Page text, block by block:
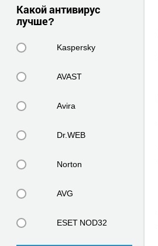
Какой антивирус
лучше?
Kaspersky
AVAST
Avira
Dr.WEB
Norton
AVG
ESET NOD32